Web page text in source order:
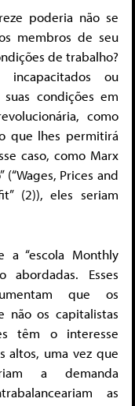
poderia não se
membros de seu
de trabalho?
incapacitados ou
condições em
como
que lhes permitirá
caso, como Marx
Prices and
(2)), eles seriam
a “escola Monthly
abordadas. Esses
que os
não os capitalistas
têm o interesse
altos, uma vez que
a demanda
as